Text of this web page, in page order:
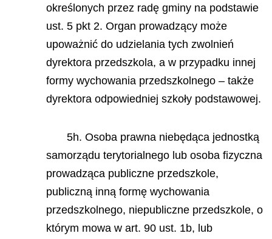
określonych przez radę gminy na podstawie
ust. 5 pkt 2. Organ prowadzący może
upoważnić do udzielania tych zwolnień
dyrektora przedszkola, a w przypadku innej
formy wychowania przedszkolnego – także
dyrektora odpowiedniej szkoły podstawowej.
5h. Osoba prawna niebędąca jednostką
samorządu terytorialnego lub osoba fizyczna
prowadząca publiczne przedszkole,
publiczną inną formę wychowania
przedszkolnego, niepubliczne przedszkole, o
którym mowa w art. 90 ust. 1b, lub